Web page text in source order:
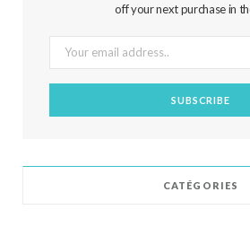
off your next purchase in
CATÉGORIES